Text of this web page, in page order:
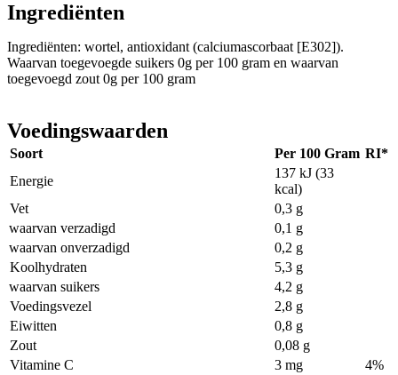
Ingrediënten
Ingrediënten: wortel, antioxidant (calciumascorbaat [E302]).
Waarvan toegevoegde suikers 0g per 100 gram en waarvan
toegevoegd zout 0g per 100 gram
Voedingswaarden
Soort Per 100 Gram RI*
Energie
137 kJ (33
kcal)
Vet
0,3 g
waarvan verzadigd
0,1 g
waarvan onverzadigd
0,2 g
Koolhydraten
5,3 g
waarvan suikers
4,2 g
Voedingsvezel
2,8 g
Eiwitten
0,8 g
Zout
0,08 g
Vitamine C
3 mg 4%